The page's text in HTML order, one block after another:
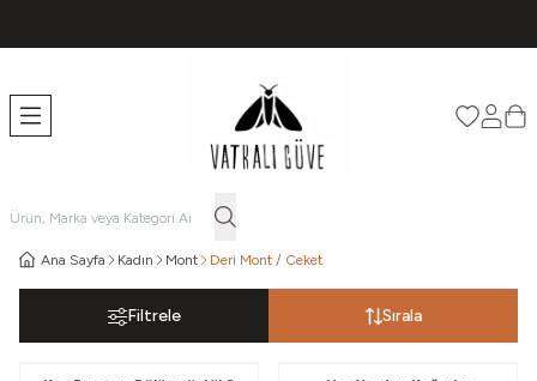
Favorilerim
Ana Sayfa Kadın Mont Deri Mont / Ceket
Filtrele Sırala